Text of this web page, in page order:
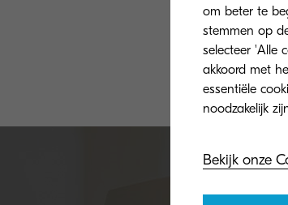
We
om beter te
stemmen op
selecteer 'Alle
akkoord met
essentiële
Bekijk onze